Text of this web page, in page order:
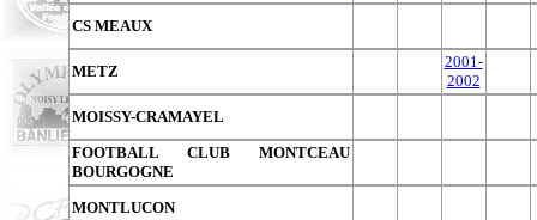
CS MEAUX
METZ
2001-
2002
MOISSY-CRAMAYEL
FOOTBALL CLUB MONTCEAU
BOURGOGNE
MONTLUCON